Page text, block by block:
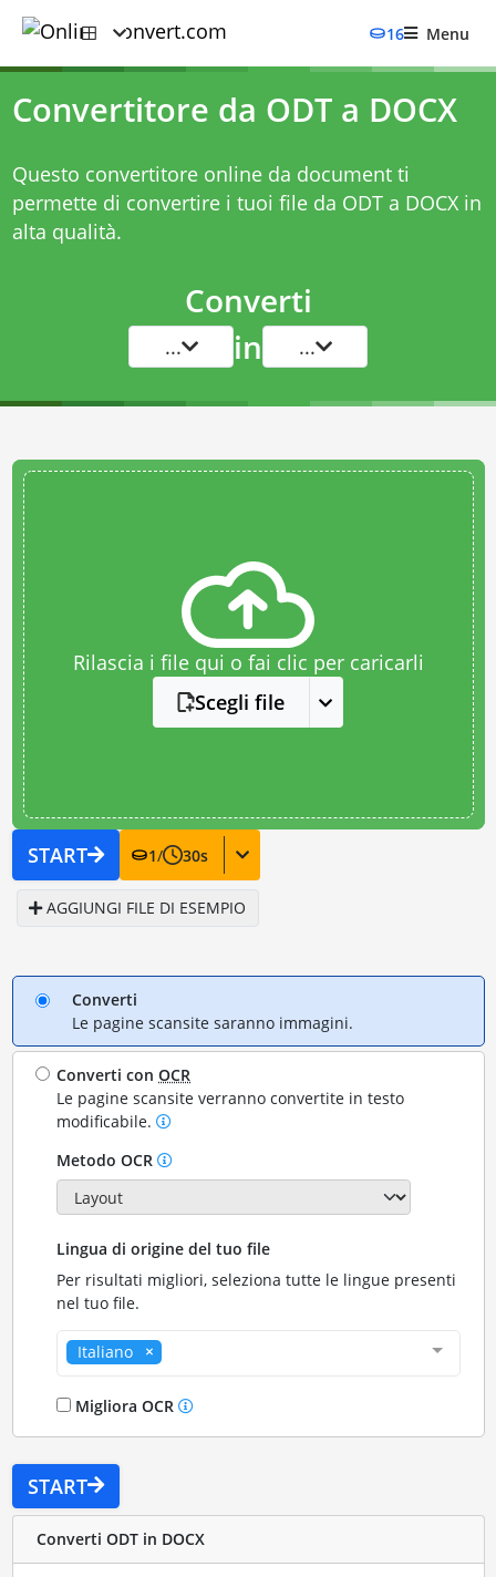
16 Menu
Convertitore da ODT a DOCX
Questo convertitore online da document ti
permette di convertire i tuoi file da ODT a DOCX in
alta qualità.
Converti
... in ...
Rilascia i file qui o fai clic per caricarli
Scegli file
START 1/ 30s
AGGIUNGI FILE DI ESEMPIO
Converti
Le pagine scansite saranno immagini.
Converti conOCR
Le pagine scansite verranno convertite in testo
modificabile.
Metodo OCR
Lingua di origine del tuo file
Per risultati migliori, seleziona tutte le lingue presenti
nel tuo file.
Italiano
Migliora OCR
START
Converti ODT in DOCX